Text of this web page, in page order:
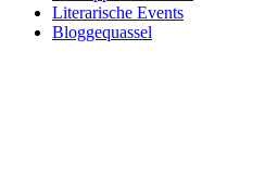
Literarische Events
Bloggequassel